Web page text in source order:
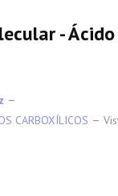
-
CARBOXÍLICOS